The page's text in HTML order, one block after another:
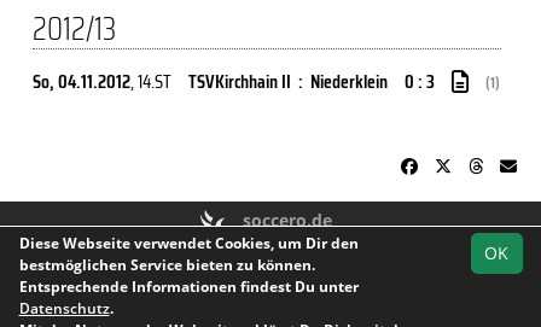
2012/13
So, 04.11.2012, 14.ST TSVKirchhain II : Niederklein 0 : 3 (1)
soccero.de
© 2006 - 2026
Besucherstatistik Kontakt Impressum
Geburtstage
OK
Diese Webseite verwendet Cookies, um Dir den
bestmöglichen Service bieten zu können.
Entsprechende Informationen findest Du unter
Datenschutz.